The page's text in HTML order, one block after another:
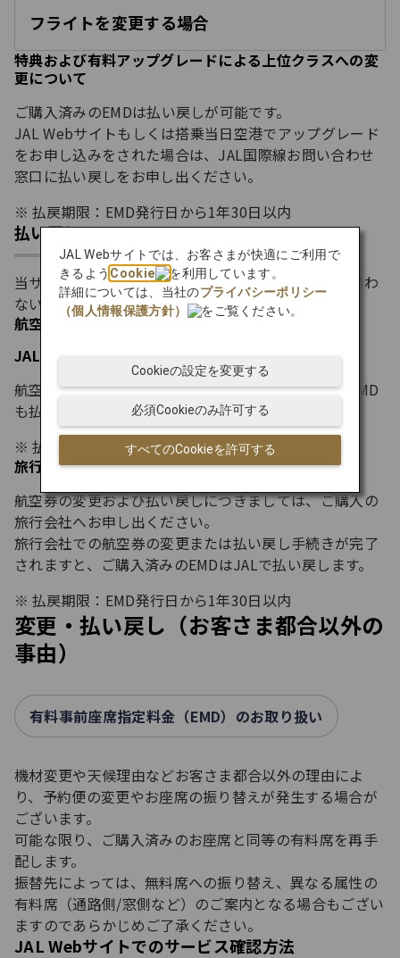
フライトを変更する場合
く
特典および有料アップグレードによる上位クラスへの変
更について
ご購入済みのEMDは払い戻しが可能です。
JAL Webサイトもしくは搭乗当日空港でアップグレード
をお申し込みをされた場合は、JAL国際線お問い合わせ
窓口に払い戻しをお申し出ください。
払戻期限：EMD発行日から1年30日以内
払い戻し
当サービスをご購入後、航空券の変更や払い戻しを伴わ
ない場合、ご購入済みのEMDは払い戻しできません。
航空券を払い戻す場合
JAL Webサイト/JAL国際線お問い合わせ窓口
航空券の払い戻し手続きに合わせて、ご購入済みのEMD
も払い戻します。
払戻期限：EMD発行日から1年30日以内
旅行会社で航空券をご購入のお客さまへ
航空券の変更および払い戻しにつきましては、ご購入の
旅行会社へお申し出ください。
旅行会社での航空券の変更または払い戻し手続きが完了
されますと、ご購入済みのEMDはJALで払い戻します。
払戻期限：EMD発行日から1年30日以内
変更・払い戻し（お客さま都合以外の
事由）
有料事前座席指定料金（EMD）のお取り扱い
機材変更や天候理由などお客さま都合以外の理由によ
り、予約便の変更やお座席の振り替えが発生する場合が
ございます。
可能な限り、ご購入済みのお座席と同等の有料席を再手
配します。
振替先によっては、無料席への振り替え、異なる属性の
有料席（通路側/窓側など）のご案内となる場合もござい
ますのであらかじめご了承ください。
JAL Webサイトでのサービス確認方法
JAL Webサイトでは、お客さまが快適にご利用で
きるよう Cookie
を利用しています。
詳細については、当社のプライバシーポリシー
（個人情報保護方針）
をご覧ください。
すべてのCookieを許可する
必須Cookieのみ許可する
Cookieの設定を変更する